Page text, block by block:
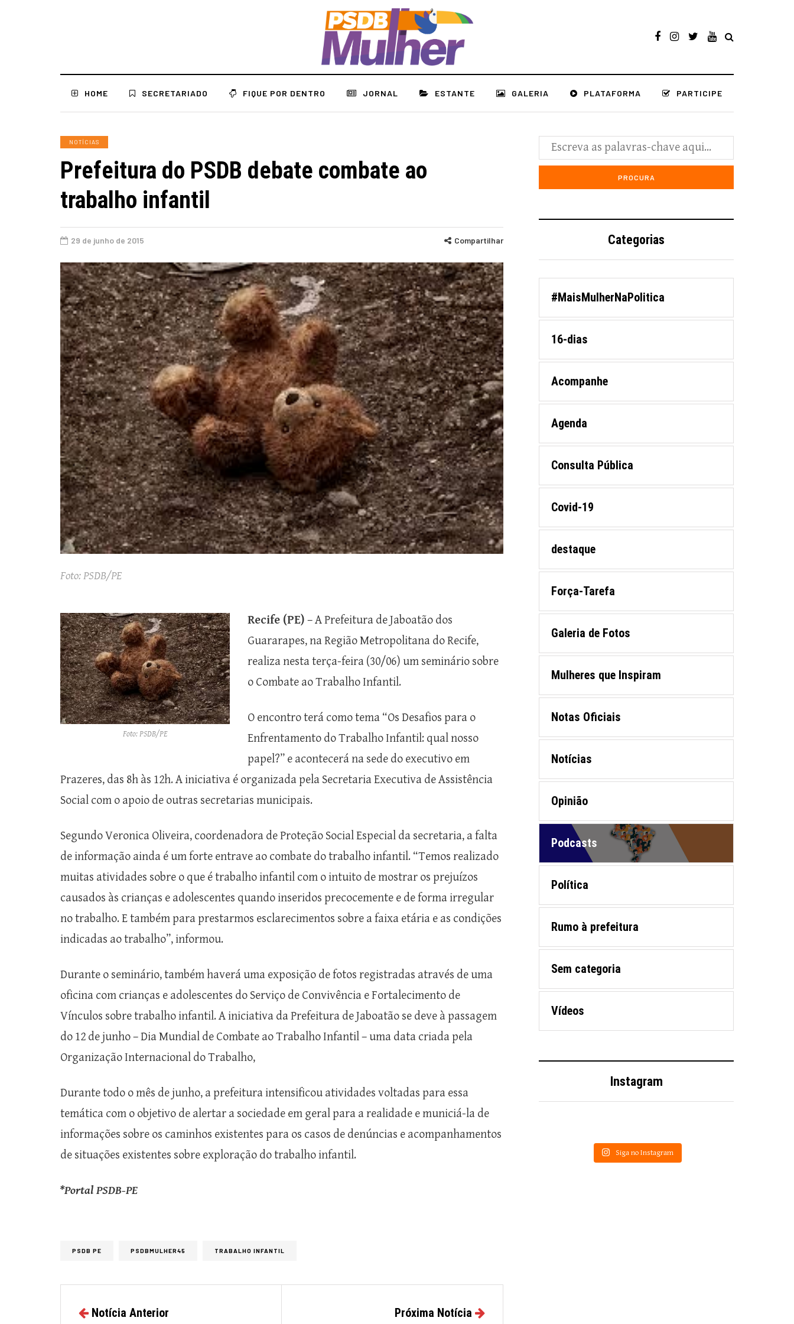
HOME SECRETARIADO FIQUE POR DENTRO JORNAL ESTANTE GALERIA PLATAFORMA PARTICIPE
NOTÍCIAS
Prefeitura do PSDB debate combate ao
trabalho infantil
29 de junho de 2015 Compartilhar
Foto: PSDB/PE
Foto: PSDB/PE
Recife (PE) – A Prefeitura de Jaboatão dos
Guararapes, na Região Metropolitana do Recife,
realiza nesta terça-feira (30/06) um seminário sobre
o Combate ao Trabalho Infantil.
O encontro terá como tema “Os Desafios para o
Enfrentamento do Trabalho Infantil: qual nosso
papel?” e acontecerá na sede do executivo em
Prazeres, das 8h às 12h. A iniciativa é organizada pela Secretaria Executiva de Assistência
Social com o apoio de outras secretarias municipais.
Segundo Veronica Oliveira, coordenadora de Proteção Social Especial da secretaria, a falta
de informação ainda é um forte entrave ao combate do trabalho infantil. “Temos realizado
muitas atividades sobre o que é trabalho infantil com o intuito de mostrar os prejuízos
causados às crianças e adolescentes quando inseridos precocemente e de forma irregular
no trabalho. E também para prestarmos esclarecimentos sobre a faixa etária e as condições
indicadas ao trabalho”, informou.
Durante o seminário, também haverá uma exposição de fotos registradas através de uma
oficina com crianças e adolescentes do Serviço de Convivência e Fortalecimento de
Vínculos sobre trabalho infantil. A iniciativa da Prefeitura de Jaboatão se deve à passagem
do 12 de junho – Dia Mundial de Combate ao Trabalho Infantil – uma data criada pela
Organização Internacional do Trabalho,
Durante todo o mês de junho, a prefeitura intensificou atividades voltadas para essa
temática com o objetivo de alertar a sociedade em geral para a realidade e municiá-la de
informações sobre os caminhos existentes para os casos de denúncias e acompanhamentos
de situações existentes sobre exploração do trabalho infantil.
*Portal PSDB-PE
PSDB PE PSDBMULHER45 TRABALHO INFANTIL
Categorias
#MaisMulherNaPolitica
16-dias
Acompanhe
Agenda
Consulta Pública
Covid-19
destaque
Força-Tarefa
Galeria de Fotos
Mulheres que Inspiram
Notas Oficiais
Notícias
Opinião
Podcasts
Política
Rumo à prefeitura
Sem categoria
Vídeos
Instagram
Siga no Instagram
Notícia Anterior Próxima Notícia